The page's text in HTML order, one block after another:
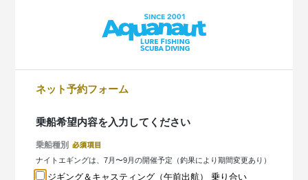
ネット予約フォーム
乗船希望内容を入力してください
乗船種別
ナイトエギングは、7月〜9月の開催予定（釣果により期間変更あり）
ジギング＆キャスティング（午前出航） 乗り合い